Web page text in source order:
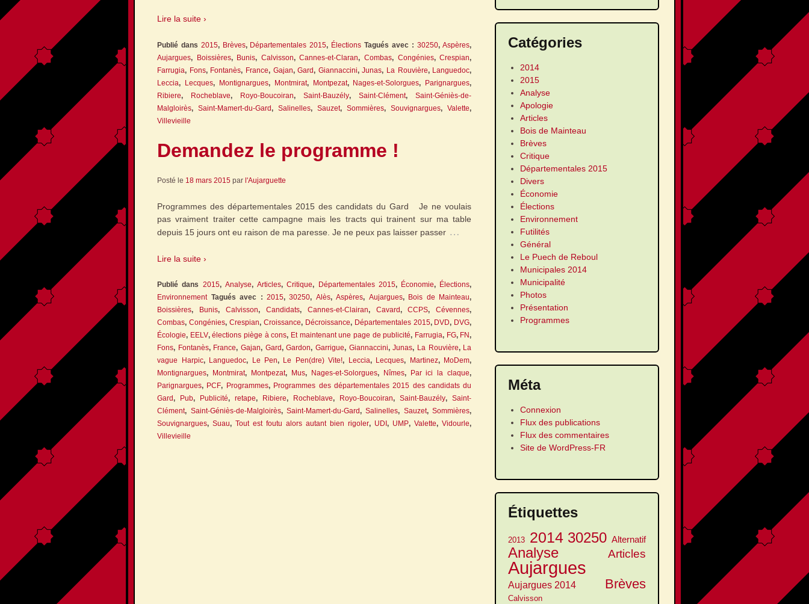
Lire la suite ›
Publié dans 2015, Brèves, Départementales 2015, Élections Tagués avec : 30250,Aspères,
Aujargues, Boissières, Bunis, Calvisson,Cannes-et-Claran,Combas, Congénies,Crespian,
Farrugia, Fons, Fontanès, France, Gajan,Gard, Giannaccini,Junas, La Rouvière, Languedoc,
Leccia, Lecques, Montignargues, Montmirat, Montpezat, Nages-et-Solorgues, Parignargues,
Ribiere, Rocheblave, Royo-Boucoiran,Saint-Bauzély,Saint-Clément,Saint-Géniès-de-
Malgloirès,Saint-Mamert-du-Gard,Salinelles,Sauzet,Sommières,Souvignargues,Valette,
Villevieille
Demandez le programme !
Posté le 18 mars 2015 par l'Aujarguette
Programmes des départementales 2015 des candidats du Gard Je ne voulais
pas vraiment traiter cette campagne mais les tracts qui trainent sur ma table
depuis 15 jours ont eu raison de ma paresse. Je ne peux pas laisser passer …
Lire la suite ›
Publié dans 2015, Analyse,Articles,Critique, Départementales 2015, Économie, Élections,
EnvironnementTagués avec : 2015,30250, Alès,Aspères, Aujargues, Bois de Mainteau,
Boissières, Bunis, Calvisson, Candidats, Cannes-et-Clairan, Cavard,CCPS,Cévennes,
Combas,Congénies, Crespian, Croissance, Décroissance, Départementales 2015, DVD, DVG,
Écologie, EELV,élections piège à cons, Et maintenant une page de publicité, Farrugia, FG, FN,
Fons, Fontanès, France,Gajan, Gard,Gardon,Garrigue, Giannaccini,Junas, La Rouvière, La
vague Harpic, Languedoc, Le Pen, Le Pen(dre) Vite!, Leccia, Lecques, Martinez, MoDem,
Montignargues, Montmirat, Montpezat, Mus, Nages-et-Solorgues, Nîmes, Par ici la claque,
Parignargues, PCF, Programmes, Programmes des départementales 2015 des candidats du
Gard, Pub, Publicité,retape, Ribiere, Rocheblave, Royo-Boucoiran,Saint-Bauzély,Saint-
Clément, Saint-Géniès-de-Malgloirès, Saint-Mamert-du-Gard,Salinelles, Sauzet,Sommières,
Souvignargues,Suau,Tout est foutu alors autant bien rigoler, UDI, UMP,Valette,Vidourle,
Villevieille
Catégories
2014
2015
Analyse
Apologie
Articles
Bois de Mainteau
Brèves
Critique
Départementales 2015
Divers
Économie
Élections
Environnement
Futilités
Général
Le Puech de Reboul
Municipales 2014
Municipalité
Photos
Présentation
Programmes
Méta
Connexion
Flux des publications
Flux des commentaires
Site de WordPress-FR
Étiquettes
2013 2014 30250 Alternatif
Analyse Articles
Aujargues
Aujargues 2014 Brèves
Calvisson